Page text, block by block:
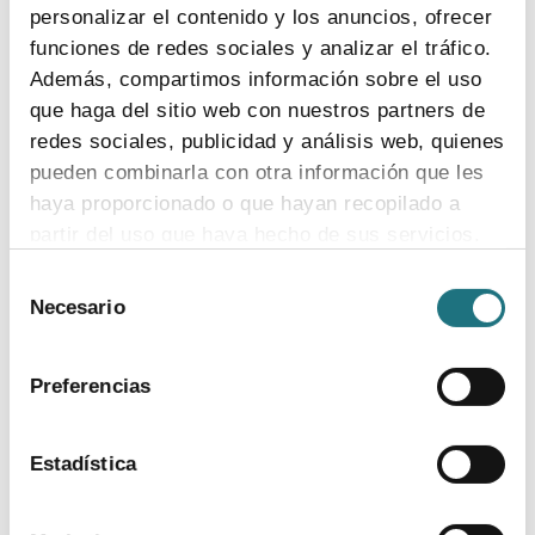
personalizar el contenido y los anuncios, ofrecer
funciones de redes sociales y analizar el tráfico.
Además, compartimos información sobre el uso
que haga del sitio web con nuestros partners de
redes sociales, publicidad y análisis web, quienes
pueden combinarla con otra información que les
haya proporcionado o que hayan recopilado a
Para más información puede acceder a nuestra
Necesario
Preferencias
Estadística
Uno de cada cinco ensayos clínicos prueba
fármacos contra enfermedades raras
La Fundación Jiménez Díaz, de Madrid, y Farmaindustria
exponen a estudiantes de bachillerato claves de la
investigación y desarrollo de medicamentos
10 | 12 | 2018
Procedimiento para concesión de becas
descargar documento
19 | 10 | 2018